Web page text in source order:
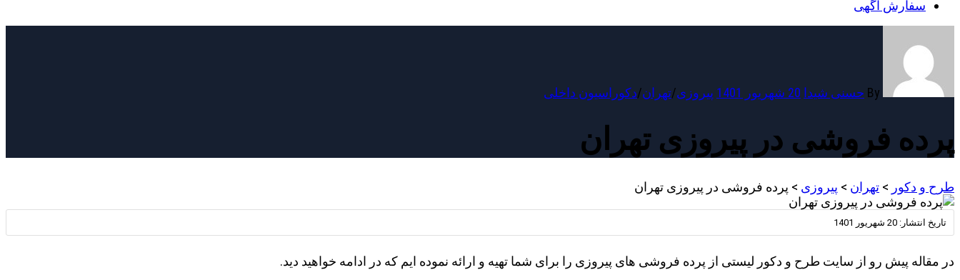
سفارش آگهی
حسنی شیدا 20 شهریور 1401 پیروزی/تهران/دکوراسیون داخلی
پرده فروشی در پیروزی تهران
طرح و دکور > تهران > پیروزی > پرده فروشی در پیروزی تهران
تاریخ انتشار: 20 شهریور 1401
در مقاله پیش رو از سایت طرح و دکور لیستی از پرده فروشی های پیروزی را برای شما تهیه و ارائه نموده ایم که در ادامه خواهید دید.